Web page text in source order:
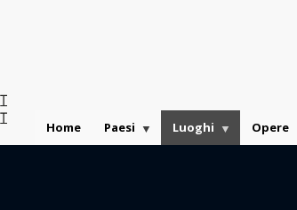
Home
Paesi Luoghi Opere